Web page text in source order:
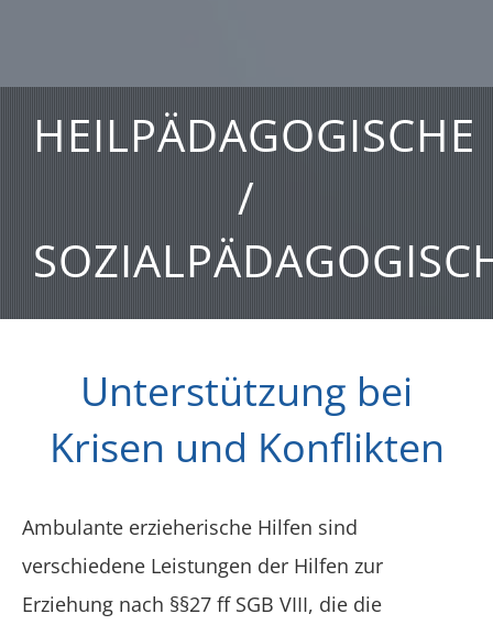
HEILPÄDAGOGISCHE
/
Unterstützung bei
Krisen und Konflikten
Ambulante erzieherische Hilfen sind
verschiedene Leistungen der Hilfen zur
Erziehung nach §§27 ff SGB VIII, die die